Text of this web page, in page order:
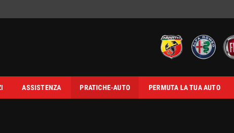
ASSISTENZA PRATICHE-AUTO PERMUTA LA TUA AUTO